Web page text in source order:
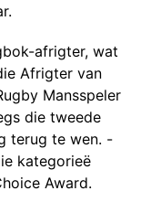
afrigter, wat
Afrigter van
Mansspeler
die tweede
terug te wen. -
kategorieë
Award.